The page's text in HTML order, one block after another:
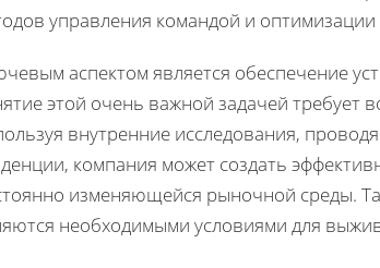
управления командой и
аспектом является обеспечение
этой очень важной задачей требует
внутренние исследования,
компания может создать
изменяющейся рыночной среды.
необходимыми условиями для